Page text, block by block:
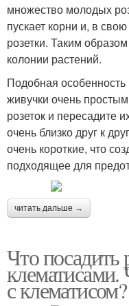
множество молодых
пускает корни и, в
розетки. Таким
колонии растений.
Подобная
живучки очень
розеток и пересадите
очень близко друг к
очень короткие, что
подходящее для
читать дальше →
Что посадить
клематисами.
с клематисом?